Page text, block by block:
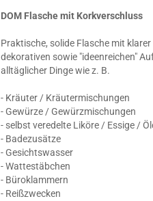
DOM Flasche mit Korkverschluss
Praktische, solide Flasche mit
dekorativen sowie "ideenreichen"
alltäglicher Dinge wie z. B.
- Kräuter / Kräutermischungen
- Gewürze / Gewürzmischungen
- selbst veredelte Liköre / Essige /
- Badezusätze
- Gesichtswasser
- Wattestäbchen
- Büroklammern
- Reißzwecken